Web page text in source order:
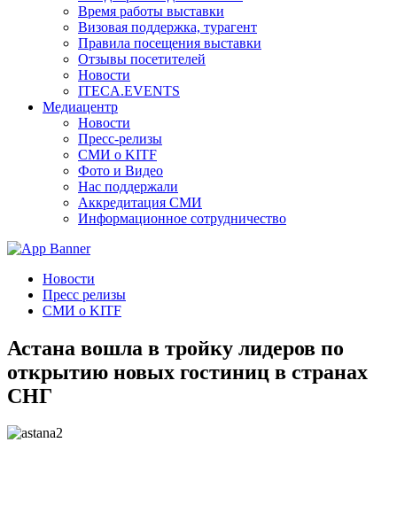
Время работы выставки
Визовая поддержка, турагент
Правила посещения выставки
Отзывы посетителей
Новости
ITECA.EVENTS
Медиацентр
Новости
Пресс-релизы
СМИ о KITF
Фото и Видео
Нас поддержали
Аккредитация СМИ
Информационное сотрудничество
Новости
Пресс релизы
СМИ о KITF
Астана вошла в тройку лидеров по
открытию новых гостиниц в странах
СНГ